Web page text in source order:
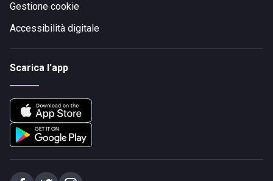
Gestione cookie
Accessibilità digitale
Scarica l'app